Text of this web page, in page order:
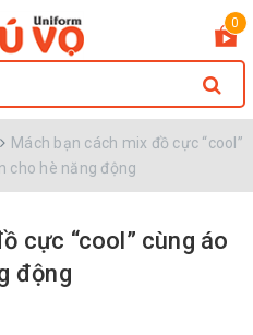
0
Mách bạn cách mix đồ cực “cool”
cho hè năng động
cực “cool” cùng áo
động